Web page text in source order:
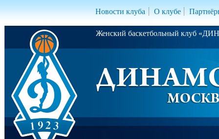
Новости клуба О клубе
Женский баскетбольный клуб